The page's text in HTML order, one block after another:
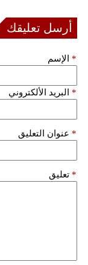
أرسل تعليقك
الإسم *
البريد الألكتروني *
عنوان التعليق *
تعليق *